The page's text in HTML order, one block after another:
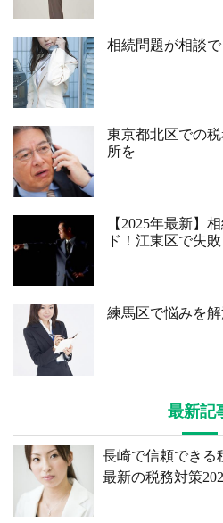
相続問題が相談
東京都北区での
所を
【2025年最新】
ド！江東区で失
練馬区で悩みを
最新記
長崎で信頼できる
最新の税務対策